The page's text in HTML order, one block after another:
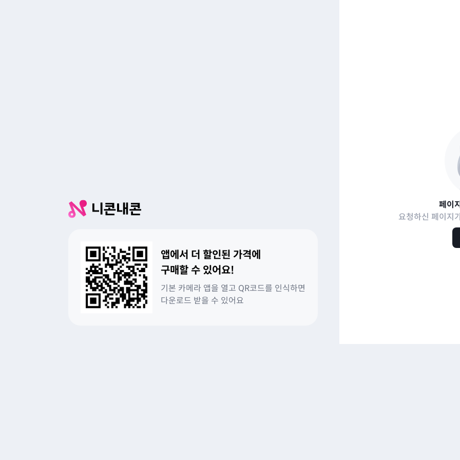
앱에서 더 할인된 가격에
구매할 수 있어요!
기본 카메라 앱을 열고 QR코드를 인식하면
다운로드 받을 수 있어요
페이
요청하신 페이지